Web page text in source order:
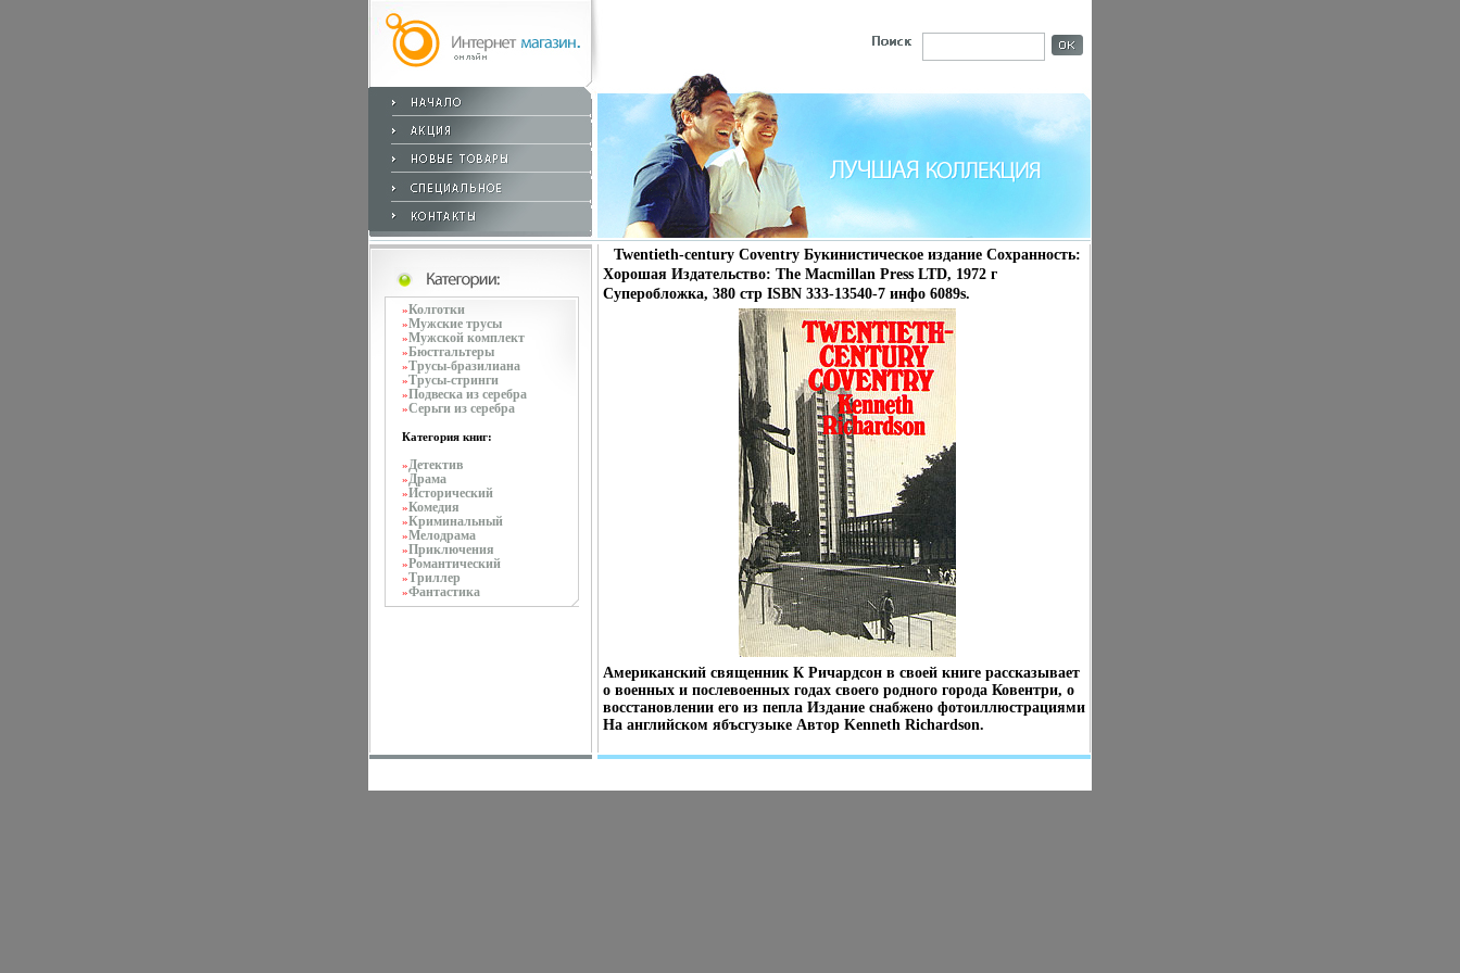
»Колготки
»Мужские трусы
»Мужской комплект
»Бюстгальтеры
»Трусы-бразилиана
»Трусы-стринги
»Подвеска из серебра
»Серьги из серебра
Категория книг:
»Детектив
»Драма
»Исторический
»Комедия
»Криминальный
»Мелодрама
»Приключения
»Романтический
»Триллер
»Фантастика
Twentieth-century Coventry Букинистическое издание Сохранность:
Хорошая Издательство: The Macmillan Press LTD, 1972 г
Суперобложка, 380 стр ISBN 333-13540-7 инфо 6089s.
Американский священник К Ричардсон в своей книге рассказывает
о военных и послевоенных годах своего родного города Ковентри, о
восстановлении его из пепла Издание снабжено фотоиллюстрациями
На английском ябъсгузыке Автор Kenneth Richardson.